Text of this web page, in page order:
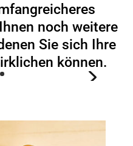
noch weitere
Sie sich Ihre
können.